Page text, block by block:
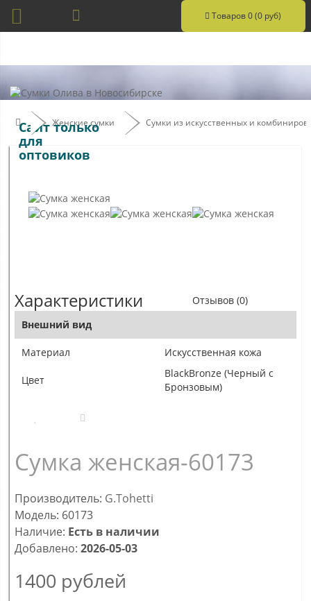
Товаров 0 (0 руб)
Сайт только
для
оптовиков
Женские сумки Сумки из искусственных и
Характеристики
Отзывов (0)
Внешний вид
Материал Искусственная кожа
Цвет
BlackBronze (Черный с
Бронзовым)
Сумка женская-60173
Производитель: G.Tohetti
Модель: 60173
Наличие: Есть в наличии
Добавлено: 2026-05-03
1400 рублей